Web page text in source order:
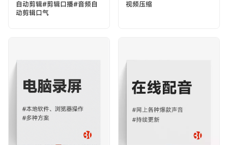
自动剪辑#剪辑口播#音频自
动剪辑口气
视频压缩